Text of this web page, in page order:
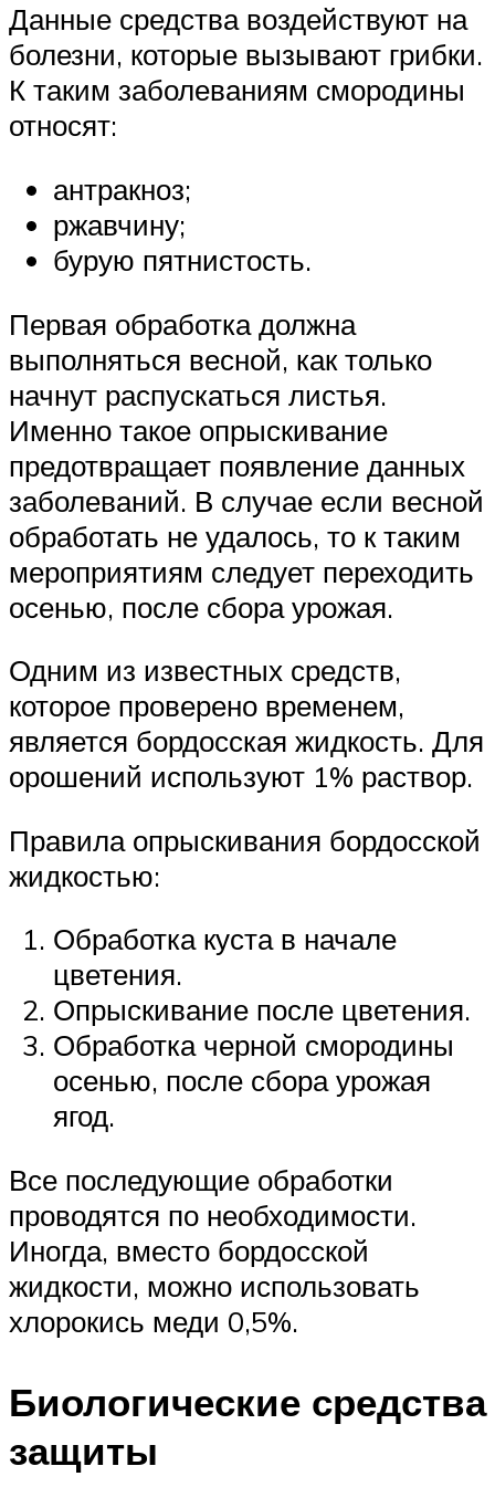
Данные средства воздействуют на
болезни, которые вызывают грибки.
К таким заболеваниям смородины
относят:
антракноз;
ржавчину;
бурую пятнистость.
Первая обработка должна
выполняться весной, как только
начнут распускаться листья.
Именно такое опрыскивание
предотвращает появление данных
заболеваний. В случае если весной
обработать не удалось, то к таким
мероприятиям следует переходить
осенью, после сбора урожая.
Одним из известных средств,
которое проверено временем,
является бордосская жидкость. Для
орошений используют 1% раствор.
Правила опрыскивания бордосской
жидкостью:
Обработка куста в начале
цветения.
Опрыскивание после цветения.
Обработка черной смородины
осенью, после сбора урожая
ягод.
Все последующие обработки
проводятся по необходимости.
Иногда, вместо бордосской
жидкости, можно использовать
хлорокись меди 0,5%.
Биологические средства
защиты